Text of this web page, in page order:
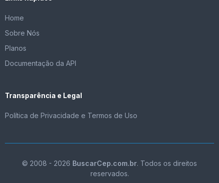
Home
Sobre Nós
Planos
Documentação da API
Transparência e Legal
Política de Privacidade e Termos de Uso
© 2008 - 2026 BuscarCep.com.br. Todos os direitos
reservados.